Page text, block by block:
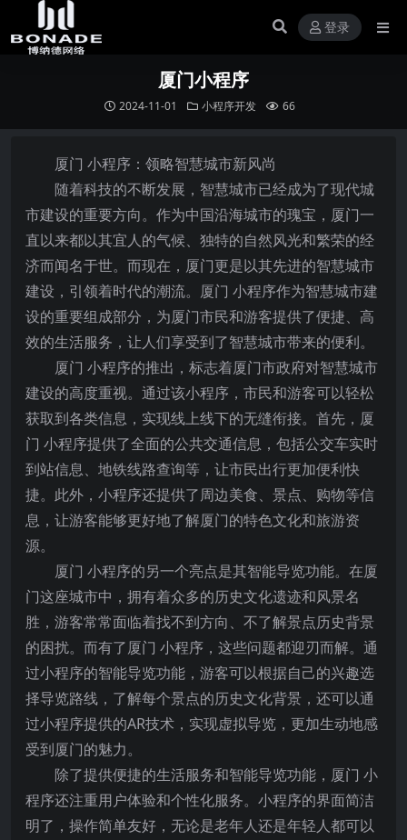
登录
厦门小程序
2024-11-01 小程序开发 66
厦门 小程序：领略智慧城市新风尚
随着科技的不断发展，智慧城市已经成为了现代城
市建设的重要方向。作为中国沿海城市的瑰宝，厦门一
直以来都以其宜人的气候、独特的自然风光和繁荣的经
济而闻名于世。而现在，厦门更是以其先进的智慧城市
建设，引领着时代的潮流。厦门 小程序作为智慧城市建
设的重要组成部分，为厦门市民和游客提供了便捷、高
效的生活服务，让人们享受到了智慧城市带来的便利。
厦门 小程序的推出，标志着厦门市政府对智慧城市
建设的高度重视。通过该小程序，市民和游客可以轻松
获取到各类信息，实现线上线下的无缝衔接。首先，厦
门 小程序提供了全面的公共交通信息，包括公交车实时
到站信息、地铁线路查询等，让市民出行更加便利快
捷。此外，小程序还提供了周边美食、景点、购物等信
息，让游客能够更好地了解厦门的特色文化和旅游资
源。
厦门 小程序的另一个亮点是其智能导览功能。在厦
门这座城市中，拥有着众多的历史文化遗迹和风景名
胜，游客常常面临着找不到方向、不了解景点历史背景
的困扰。而有了厦门 小程序，这些问题都迎刃而解。通
过小程序的智能导览功能，游客可以根据自己的兴趣选
择导览路线，了解每个景点的历史文化背景，还可以通
过小程序提供的AR技术，实现虚拟导览，更加生动地感
受到厦门的魅力。
除了提供便捷的生活服务和智能导览功能，厦门 小
程序还注重用户体验和个性化服务。小程序的界面简洁
明了，操作简单友好，无论是老年人还是年轻人都可以